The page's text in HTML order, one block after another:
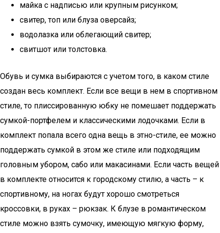
майка с надписью или крупным рисунком;
свитер, топ или блуза оверсайз;
водолазка или облегающий свитер;
свитшот или толстовка.
Обувь и сумка выбираются с учетом того, в каком стиле
создан весь комплект. Если все вещи в нем в спортивном
стиле, то плиссированную юбку не помешает поддержать
сумкой-портфелем и классическими лодочками. Если в
комплект попала всего одна вещь в этно-стиле, ее можно
поддержать сумкой в этом же стиле или подходящим
головным убором, сабо или макасинами. Если часть вещей
в комплекте относится к городскому стилю, а часть – к
спортивному, на ногах будут хорошо смотреться
кроссовки, в руках – рюкзак. К блузе в романтическом
стиле можно взять сумочку, имеющую мягкую форму,